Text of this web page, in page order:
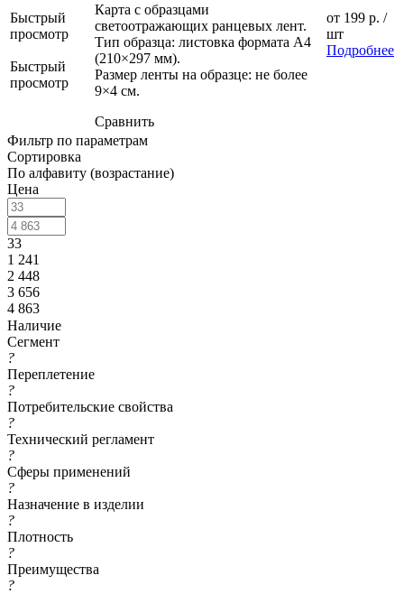
Быстрый
просмотр
Быстрый
просмотр
Карта с образцами
светоотражающих ранцевых лент.
Тип образца: листовка формата А4
(210×297 мм).
Размер ленты на образце: не более
9×4 см.
Сравнить
от 199 р. /
шт
Подробнее
Фильтр по параметрам
Сортировка
По алфавиту (возрастание)
Цена
33
1 241
2 448
3 656
4 863
Наличие
Сегмент
?
Переплетение
?
Потребительские свойства
?
Технический регламент
?
Сферы применений
?
Назначение в изделии
?
Плотность
?
Преимущества
?